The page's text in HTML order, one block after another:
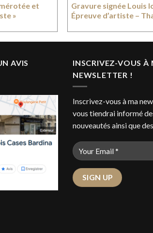
et
»
Gravure signée Louis
Épreuve d’artiste –
AVIS
INSCRIVEZ-VOUS À
NEWSLETTER !
Inscrivez-vous à ma
vous tiendrai informé
nouveautés ainsi que